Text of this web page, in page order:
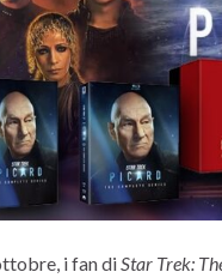
i fan diStar Trek: